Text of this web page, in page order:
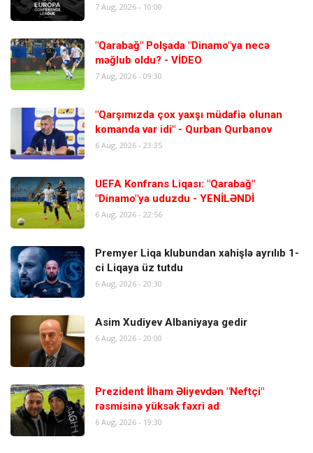
7 Aug, 2026 - 10:00
"Qarabağ" Polşada "Dinamo"ya necə
məğlub oldu? - VİDEO
7 Aug, 2026 - 09:30
"Qarşımızda çox yaxşı müdafiə olunan
komanda var idi" - Qurban Qurbanov
6 Aug, 2026 - 23:35
UEFA Konfrans Liqası: "Qarabağ"
"Dinamo"ya uduzdu - YENİLƏNDİ
6 Aug, 2026 - 22:56
Premyer Liqa klubundan xahişlə ayrılıb 1-
ci Liqaya üz tutdu
6 Aug, 2026 - 20:30
Asim Xudiyev Albaniyaya gedir
6 Aug, 2026 - 20:00
Prezident İlham Əliyevdən "Neftçi"
rəsmisinə yüksək fəxri ad
6 Aug, 2026 - 19:30